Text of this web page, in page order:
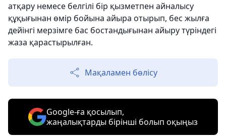
атқару немесе белгілі бір қызметпен айналысу
құқығынан өмір бойына айыра отырып, бес жылға
дейінгі мерзімге бас бостандығынан айыру түріндегі
жаза қарастырылған.
Мақаламен бөлісу
Google-ға қосылып,
жаңалықтарды бірінші болып оқыңыз